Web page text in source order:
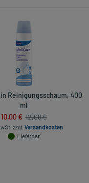
Reinigungsschaum, 400
ml
10,00 € 12,08 €
zzgl. Versandkosten
Lieferbar